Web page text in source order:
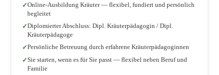
Online-Ausbildung Kräuter — flexibel, fundiert und persönlich
begleitet
Diplomierter Abschluss: Dipl. Kräuterpädagogin / Dipl.
Kräuterpädagoge
Persönliche Betreuung durch erfahrene Kräuterpädagoginnen
Sie starten, wenn es für Sie passt — flexibel neben Beruf und
Familie